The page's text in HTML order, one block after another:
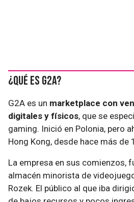
¿Qué es G2A?
G2A es un marketplace con
digitales y físicos, que se
gaming. Inició en Polonia, pero
Hong Kong, desde hace más de
La empresa en sus comienzos,
almacén minorista de
Rozek. El público al que iba